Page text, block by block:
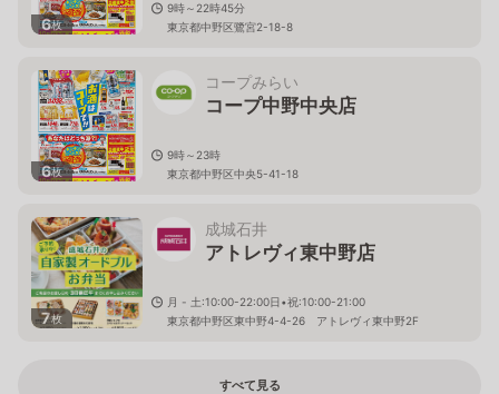
6枚
9時～22時45分
東京都中野区鷺宮2-18-8
6枚
コープみらい
コープ中野中央店
9時～23時
東京都中野区中央5-41-18
7枚
成城石井
アトレヴィ東中野店
月 - 土:10:00-22:00日•祝:10:00-21:00
東京都中野区東中野4-4-26 アトレヴィ東中野2F
すべて見る